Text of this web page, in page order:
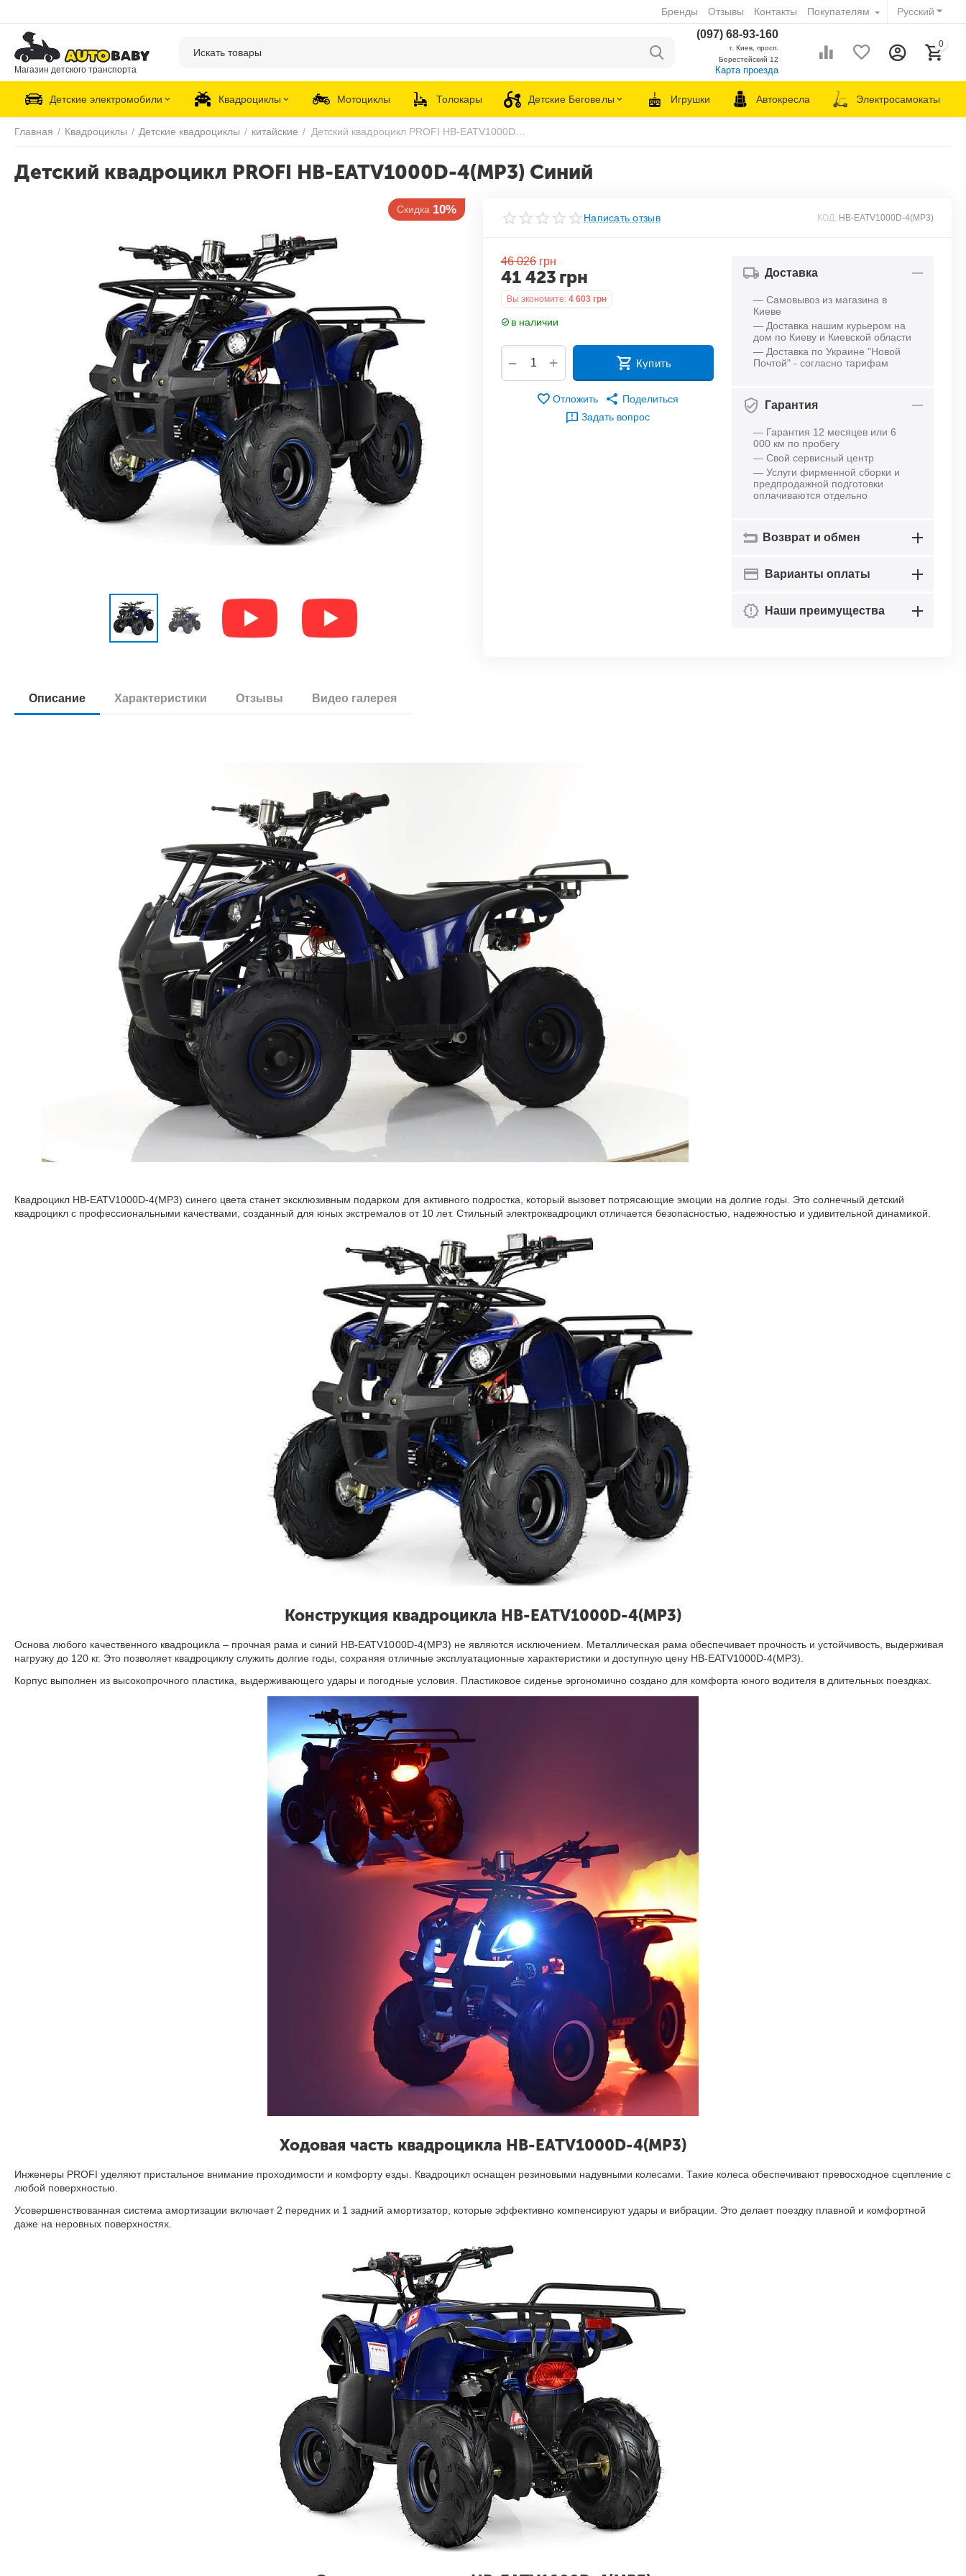
Русский
Бренды Отзывы Контакты Покупателям
Магазин детского транспорта
(097) 68-93-160
г. Киев, просп.
Берестейский 12
Карта проезда
0
Детские электромобили Квадроциклы Мотоциклы Толокары Детские Беговелы Игрушки Автокресла Электросамокаты
Главная / Квадроциклы / Детские квадроциклы / китайские / Детский квадроцикл PROFI HB-EATV1000D-4(MP3) Синий
Детский квадроцикл PROFI HB-EATV1000D-4(MP3) Синий
Скидка 10%
Написать отзыв КОД: HB-EATV1000D-4(MP3)
46 026 грн
41 423 грн
Вы экономите: 4 603 грн
в наличии
+
− Купить
Отложить
Поделиться
Задать вопрос
Доставка
— Самовывоз из магазина в
Киеве
— Доставка нашим курьером на
дом по Киеву и Киевской области
— Доставка по Украине "Новой
Почтой" - согласно тарифам
Гарантия
— Гарантия 12 месяцев или 6
000 км по пробегу
— Свой сервисный центр
— Услуги фирменной сборки и
предпродажной подготовки
оплачиваются отдельно
Возврат и обмен
Варианты оплаты
Наши преимущества
Описание Характеристики Отзывы Видео галерея
Квадроцикл HB-EATV1000D-4(MP3) синего цвета станет эксклюзивным подарком для активного подростка, который вызовет потрясающие эмоции на долгие годы. Это солнечный детский
квадроцикл с профессиональными качествами, созданный для юных экстремалов от 10 лет. Стильный электроквадроцикл отличается безопасностью, надежностью и удивительной динамикой.
Конструкция квадроцикла HB-EATV1000D-4(MP3)
Основа любого качественного квадроцикла – прочная рама и синий HB-EATV1000D-4(MP3) не являются исключением. Металлическая рама обеспечивает прочность и устойчивость, выдерживая
нагрузку до 120 кг. Это позволяет квадроциклу служить долгие годы, сохраняя отличные эксплуатационные характеристики и доступную цену HB-EATV1000D-4(MP3).
Корпус выполнен из высокопрочного пластика, выдерживающего удары и погодные условия. Пластиковое сиденье эргономично создано для комфорта юного водителя в длительных поездках.
Ходовая часть квадроцикла HB-EATV1000D-4(MP3)
Инженеры PROFI уделяют пристальное внимание проходимости и комфорту езды. Квадроцикл оснащен резиновыми надувными колесами. Такие колеса обеспечивают превосходное сцепление с
любой поверхностью.
Усовершенствованная система амортизации включает 2 передних и 1 задний амортизатор, которые эффективно компенсируют удары и вибрации. Это делает поездку плавной и комфортной
даже на неровных поверхностях.